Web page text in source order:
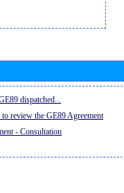
dispatched...
review the GE89 Agreement
- Consultation